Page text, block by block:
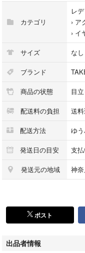
※中古品のため、新品購
商品画像に写っているも
カテゴリー：レディース
カラー：ゴールド系その
モチーフの縦:5.0cm
サイズについて
素材：ー , K10
カテゴリ
レ
› ア
› イ
サイズ なし
ブランド
商品の状態 目
配送料の負担 送
配送方法 ゆ
発送日の目安 支
発送元の地域 神
ポスト
出品者情報